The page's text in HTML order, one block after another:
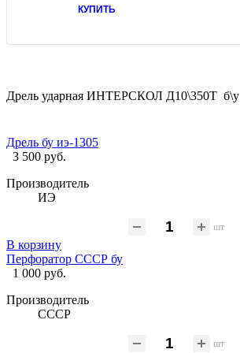
КУПИТЬ
Дрель ударная ИНТЕРСКОЛ Д10\350Т б\у
Дрель бу иэ-1305
3 500 руб.
Производитель
ИЭ
шт
В корзину
Перфоратор СССР бу
1 000 руб.
Производитель
СССР
шт